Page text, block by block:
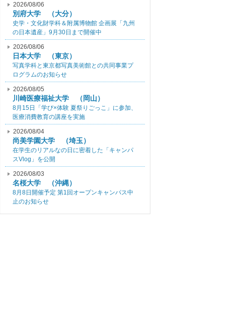
2026/08/06
別府大学 （大分）
史学・文化財学科＆附属博物館 企画展「九州
の日本遺産」9月30日まで開催中
2026/08/06
日本大学 （東京）
写真学科と東京都写真美術館との共同事業プ
ログラムのお知らせ
2026/08/05
川崎医療福祉大学 （岡山）
8月15日「学び×体験 夏祭りごっこ」に参加、
医療消費教育の講座を実施
2026/08/04
尚美学園大学 （埼玉）
在学生のリアルなの日に密着した「キャンパ
スVlog」を公開
2026/08/03
名桜大学 （沖縄）
8月8日開催予定 第1回オープンキャンパス中
止のお知らせ